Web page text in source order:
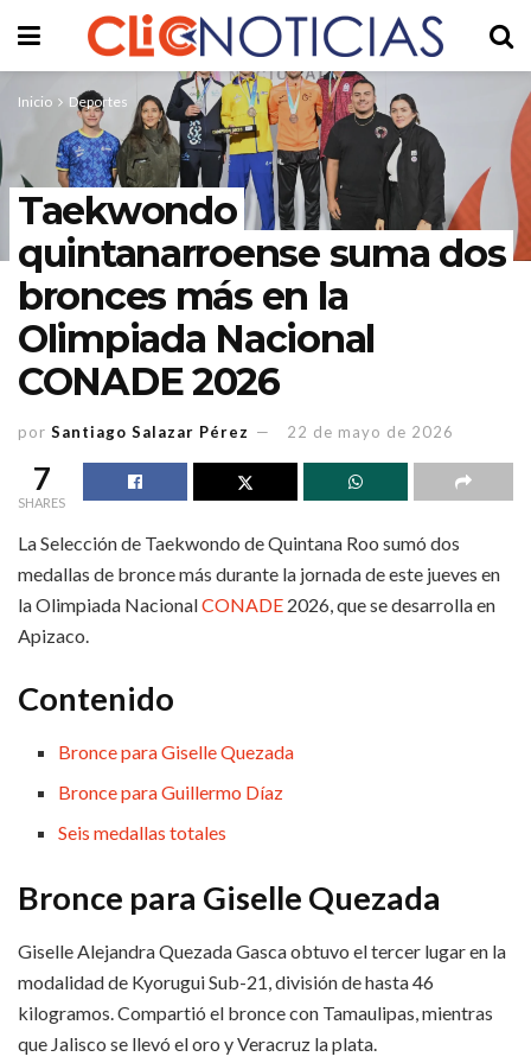
Inicio Deportes
Taekwondo
quintanarroense suma dos
bronces más en la
Olimpiada Nacional
CONADE 2026
por Santiago Salazar Pérez 22 de mayo de 2026
7
SHARES
La Selección de Taekwondo de Quintana Roo sumó dos
medallas de bronce más durante la jornada de este jueves en
la Olimpiada NacionalCONADE 2026, que se desarrolla en
Apizaco.
Contenido
Bronce para Giselle Quezada
Bronce para Guillermo Díaz
Seis medallas totales
Bronce para Giselle Quezada
Giselle Alejandra Quezada Gasca obtuvo el tercer lugar en la
modalidad de Kyorugui Sub-21, división de hasta 46
kilogramos. Compartió el bronce con Tamaulipas, mientras
que Jalisco se llevó el oro y Veracruz la plata.